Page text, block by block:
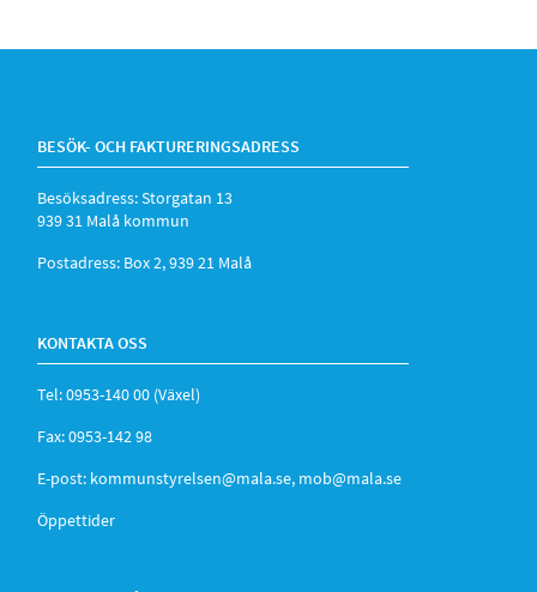
BESÖK- OCH FAKTURERINGSADRESS
Besöksadress: Storgatan 13
939 31 Malå kommun
Postadress: Box 2, 939 21 Malå
KONTAKTA OSS
Tel: 0953-140 00 (Växel)
Fax: 0953-142 98
E-post: kommunstyrelsen@mala.se, mob@mala.se
Öppettider